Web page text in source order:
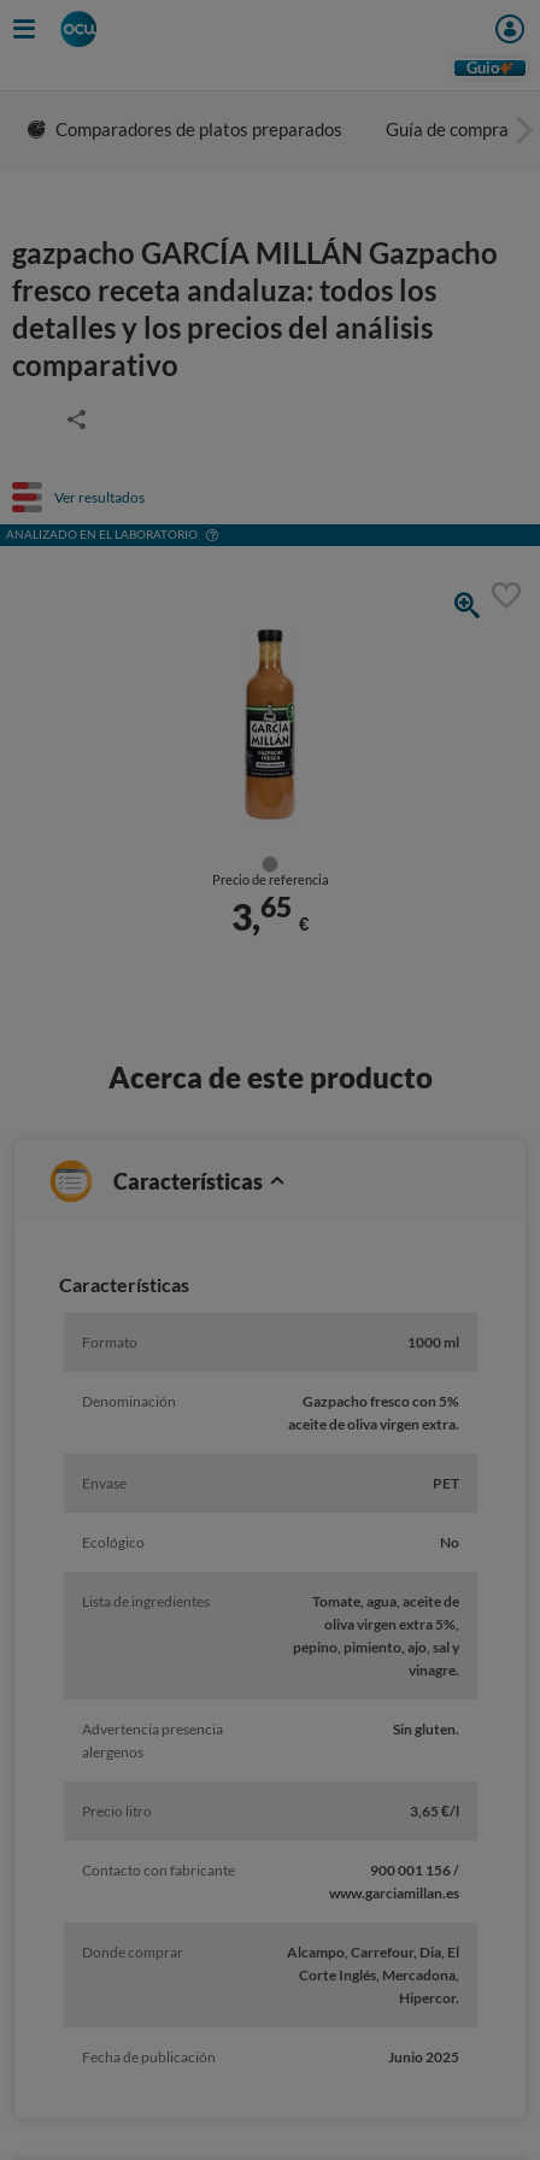
Guio
Comparadores de platos preparados Guía de compra
gazpacho GARCÍA MILLÁN Gazpacho
fresco receta andaluza: todos los
detalles y los precios del análisis
comparativo
Ver resultados
ANALIZADO EN EL LABORATORIO
Precio de referencia
3,65
€
Acerca de este producto
Características
Caracterí­sticas
Formato 1000 ml
Denominación
Gazpacho fresco con 5%
aceite de oliva virgen extra.
Envase PET
Ecológico No
Lista de ingredientes
Tomate, agua, aceite de
oliva virgen extra 5%,
pepino, pimiento, ajo, sal y
vinagre.
Advertencia presencia
alergenos
Sin gluten.
Precio litro 3,65 €/l
Contacto con fabricante
900 001 156 /
www.garciamillan.es
Donde comprar
Alcampo, Carrefour, Dia, El
Corte Inglés, Mercadona,
Hipercor.
Fecha de publicación Junio 2025